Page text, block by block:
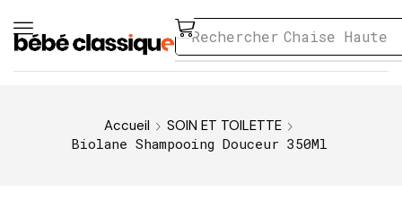
Rechercher Chaise Haute
Accueil
SOIN ET TOILETTE
Biolane Shampooing Douceur 350Ml